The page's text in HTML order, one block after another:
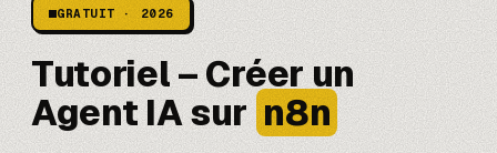
GRATUIT · 2026
Tutoriel – Créer un
Agent IA sur n8n